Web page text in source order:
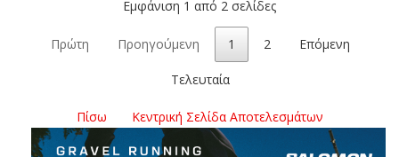
Εμφάνιση 1 από 2 σελίδες
Πρώτη Προηγούμενη 1 2 Επόμενη
Τελευταία
Πίσω Κεντρική Σελίδα Αποτελεσμάτων